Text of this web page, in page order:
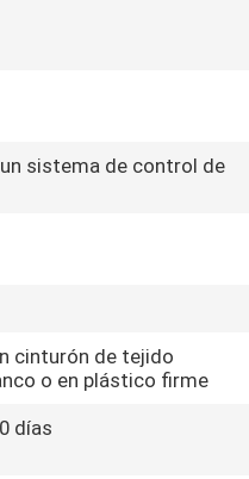
sistema de control de
cinturón de tejido
o en plástico firme
días